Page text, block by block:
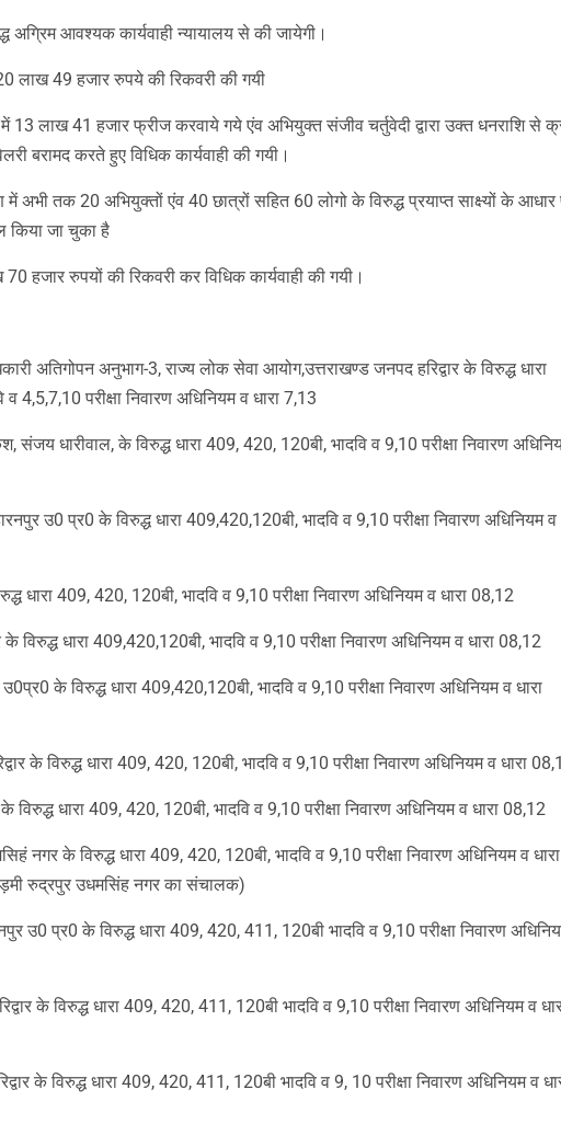
अग्रिम आवश्यक कार्यवाही न्यायालय से की जायेगी।
लाख 49 हजार रुपये की रिकवरी की गयी
लाख 41 हजार फ्रीज करवाये गये एंव अभियुक्त संजीव चर्तुवेदी द्वारा उक्त धनराशि से
बरामद करते हुए विधिक कार्यवाही की गयी।
में अभी तक 20 अभियुक्तों एंव 40 छात्रों सहित 60 लोगो के विरुद्ध प्रयाप्त साक्ष्यों के आधार
किया जा चुका है
हजार रुपयों की रिकवरी कर विधिक कार्यवाही की गयी।
अतिगोपन अनुभाग-3, राज्य लोक सेवा आयोग,उत्तराखण्ड जनपद हरिद्वार के विरुद्ध धारा
4,5,7,10 परीक्षा निवारण अधिनियम व धारा 7,13
संजय धारीवाल, के विरुद्ध धारा 409, 420, 120बी, भादवि व 9,10 परीक्षा निवारण
उ0 प्र0 के विरुद्ध धारा 409,420,120बी, भादवि व 9,10 परीक्षा निवारण अधिनियम व
धारा 409, 420, 120बी, भादवि व 9,10 परीक्षा निवारण अधिनियम व धारा 08,12
विरुद्ध धारा 409,420,120बी, भादवि व 9,10 परीक्षा निवारण अधिनियम व धारा 08,12
के विरुद्ध धारा 409,420,120बी, भादवि व 9,10 परीक्षा निवारण अधिनियम व धारा
के विरुद्ध धारा 409, 420, 120बी, भादवि व 9,10 परीक्षा निवारण अधिनियम व धारा
धारा 409, 420, 120बी, भादवि व 9,10 परीक्षा निवारण अधिनियम व धारा 08,12
नगर के विरुद्ध धारा 409, 420, 120बी, भादवि व 9,10 परीक्षा निवारण अधिनियम व धारा
रुद्रपुर उधमसिंह नगर का संचालक)
उ0 प्र0 के विरुद्ध धारा 409, 420, 411, 120बी भादवि व 9,10 परीक्षा निवारण
के विरुद्ध धारा 409, 420, 411, 120बी भादवि व 9,10 परीक्षा निवारण अधिनियम व
के विरुद्ध धारा 409, 420, 411, 120बी भादवि व 9, 10 परीक्षा निवारण अधिनियम व